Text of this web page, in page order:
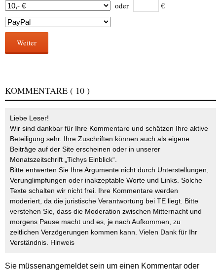
oder €
Weiter
KOMMENTARE ( 10 )
Liebe Leser!
Wir sind dankbar für Ihre Kommentare und schätzen Ihre aktive
Beteiligung sehr. Ihre Zuschriften können auch als eigene
Beiträge auf der Site erscheinen oder in unserer
Monatszeitschrift „Tichys Einblick“.
Bitte entwerten Sie Ihre Argumente nicht durch Unterstellungen,
Verunglimpfungen oder inakzeptable Worte und Links. Solche
Texte schalten wir nicht frei. Ihre Kommentare werden
moderiert, da die juristische Verantwortung bei TE liegt. Bitte
verstehen Sie, dass die Moderation zwischen Mitternacht und
morgens Pause macht und es, je nach Aufkommen, zu
zeitlichen Verzögerungen kommen kann. Vielen Dank für Ihr
Verständnis. Hinweis
Sie müssenangemeldetsein um einen Kommentar oder